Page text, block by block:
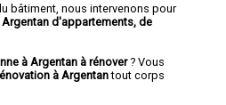
bâtiment, nous intervenons pour
d'appartements, de
à Argentan à rénover? Vous
à Argentantout corps